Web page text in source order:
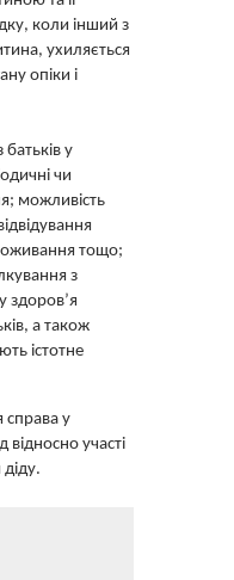
коли інший з
ухиляється
опіки і
у
чи
можливість
тощо;
з
здоров’я
а також
істотне
справа у
участі